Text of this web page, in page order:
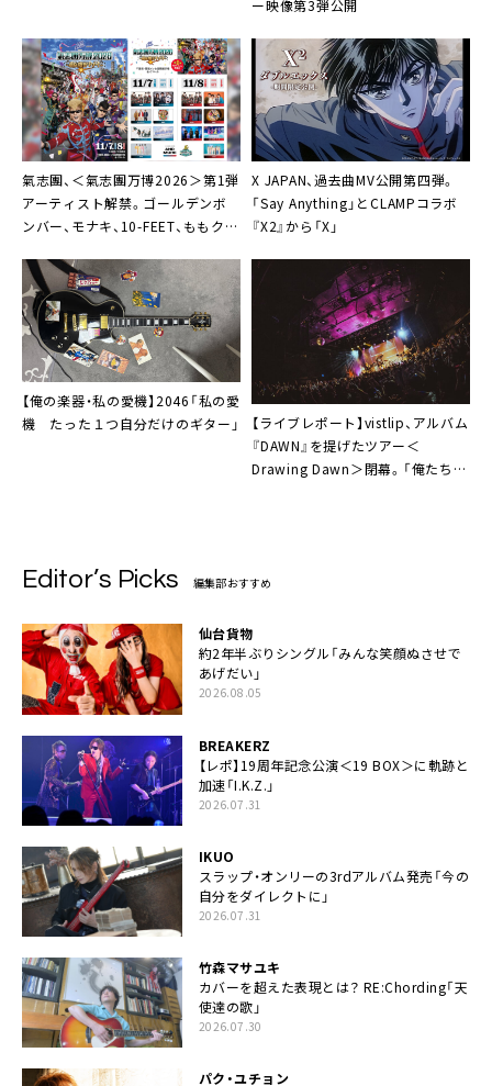
ー映像第3弾公開
氣志團、＜氣志團万博2026＞第1弾
アーティスト解禁。ゴールデンボ
ンバー、モナキ、10-FEET、ももクロ
X JAPAN、過去曲MV公開第四弾。
「Say Anything」とCLAMPコラボ
『X2』から「X」
【俺の楽器・私の愛機】2046「私の愛
機 たった１つ自分だけのギター」
【ライブレポート】vistlip、アルバム
『DAWN』を提げたツアー＜
Drawing Dawn＞閉幕。「俺たちを
Editor’s Picks 編集部おすすめ
仙台貨物
約2年半ぶりシングル「みんな笑顔ぬさせで
あげだい」
2026.08.05
BREAKERZ
【レポ】19周年記念公演＜19 BOX＞に軌跡と
加速「I.K.Z.」
2026.07.31
IKUO
スラップ・オンリーの3rdアルバム発売「今の
自分をダイレクトに」
2026.07.31
竹森マサユキ
カバーを超えた表現とは？ RE:Chording「天
使達の歌」
2026.07.30
パク・ユチョン